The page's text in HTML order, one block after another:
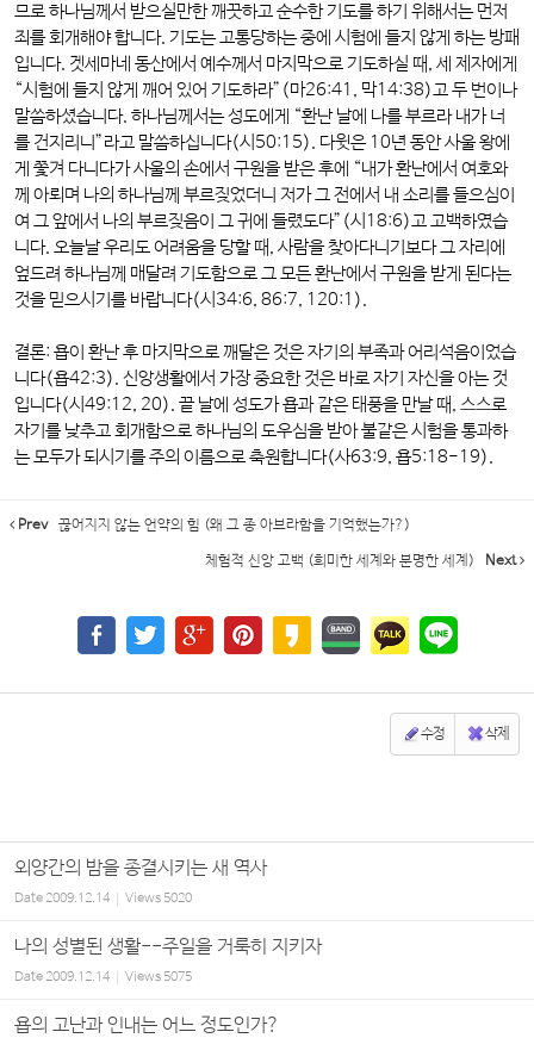
므로 하나님께서 받으실만한 깨끗하고 순수한 기도를 하기 위해서는 먼저
죄를 회개해야 합니다. 기도는 고통당하는 중에 시험에 들지 않게 하는 방패
입니다. 겟세마네 동산에서 예수께서 마지막으로 기도하실 때, 세 제자에게
“시험에 들지 않게 깨어 있어 기도하라”(마26:41, 막14:38)고 두 번이나
말씀하셨습니다. 하나님께서는 성도에게 “환난 날에 나를 부르라 내가 너
를 건지리니”라고 말씀하십니다(시50:15). 다윗은 10년 동안 사울 왕에
게 쫓겨 다니다가 사울의 손에서 구원을 받은 후에 “내가 환난에서 여호와
께 아뢰며 나의 하나님께 부르짖었더니 저가 그 전에서 내 소리를 들으심이
여 그 앞에서 나의 부르짖음이 그 귀에 들렸도다”(시18:6)고 고백하였습
니다. 오늘날 우리도 어려움을 당할 때, 사람을 찾아다니기보다 그 자리에
엎드려 하나님께 매달려 기도함으로 그 모든 환난에서 구원을 받게 된다는
것을 믿으시기를 바랍니다(시34:6, 86:7, 120:1).
결론: 욥이 환난 후 마지막으로 깨달은 것은 자기의 부족과 어리석음이었습
니다(욥42:3). 신앙생활에서 가장 중요한 것은 바로 자기 자신을 아는 것
입니다(시49:12, 20). 끝 날에 성도가 욥과 같은 태풍을 만날 때, 스스로
자기를 낮추고 회개함으로 하나님의 도우심을 받아 불같은 시험을 통과하
는 모두가 되시기를 주의 이름으로 축원합니다(사63:9, 욥5:18-19).
Prev 끊어지지 않는 언약의 힘 (왜 그 종 아브라함을 기억했는가?)
체험적 신앙 고백 (희미한 세계와 분명한 세계) Next
수정 삭제
외양간의 밤을 종결시키는 새 역사
Date2009.12.14 Views 5020
나의 성별된 생활--주일을 거룩히 지키자
Date2009.12.14 Views 5075
욥의 고난과 인내는 어느 정도인가?